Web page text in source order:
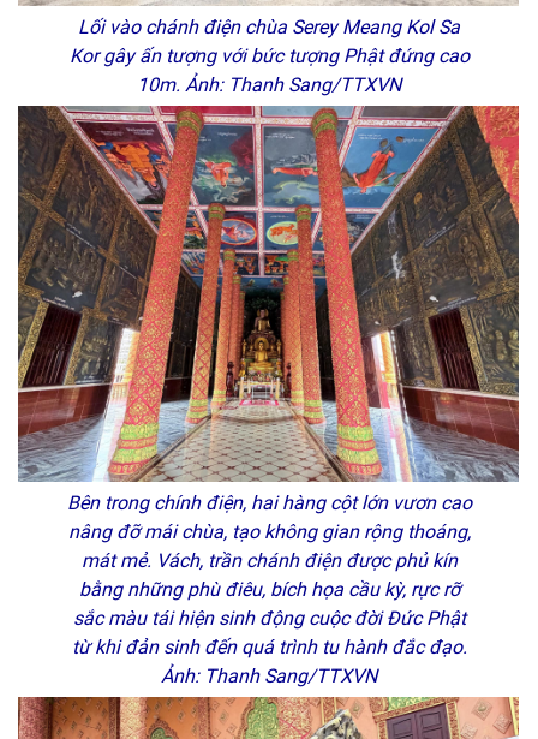
Lối vào chánh điện chùa Serey Meang Kol Sa
Kor gây ấn tượng với bức tượng Phật đứng cao
10m. Ảnh: Thanh Sang/TTXVN
Bên trong chính điện, hai hàng cột lớn vươn cao
nâng đỡ mái chùa, tạo không gian rộng thoáng,
mát mẻ. Vách, trần chánh điện được phủ kín
bằng những phù điêu, bích họa cầu kỳ, rực rỡ
sắc màu tái hiện sinh động cuộc đời Đức Phật
từ khi đản sinh đến quá trình tu hành đắc đạo.
Ảnh: Thanh Sang/TTXVN